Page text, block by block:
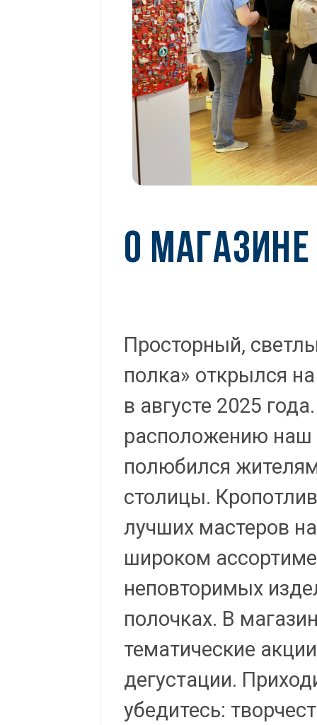
О МАГАЗИНЕ
Просторный,
полка» открылся
в августе 2025
расположению наш
полюбился
столицы.
лучших мастеров
широком
неповторимых
полочках. В
тематические
дегустации.
убедитесь: